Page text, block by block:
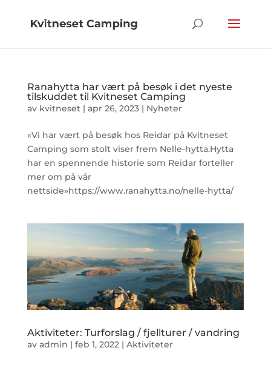
Ranahytta har vært på besøk i det nyeste
tilskuddet til Kvitneset Camping
av kvitneset| apr 26, 2023| Nyheter
«Vi har vært på besøk hos Reidar på Kvitneset
Camping som stolt viser frem Nelle-hytta.Hytta
har en spennende historie som Reidar forteller
mer om på vår
nettside»https://www.ranahytta.no/nelle-hytta/
Aktiviteter: Turforslag / fjellturer / vandring
av admin | feb 1, 2022| Aktiviteter